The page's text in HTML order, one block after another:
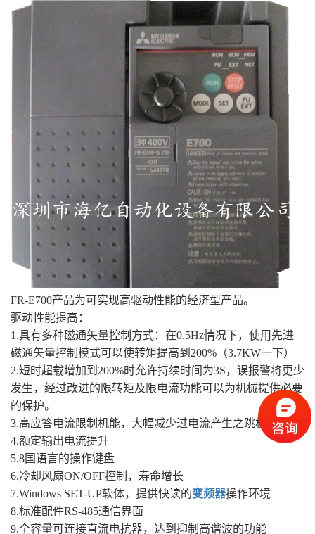
FR-E700产品为可实现高驱动性能的经济型产品。
驱动性能提高：
1.具有多种磁通矢量控制方式：在0.5Hz情况下，使用先进
磁通矢量控制模式可以使转矩提高到200%（3.7KW一下）
2.短时超载增加到200%时允许持续时间为3S，误报警将更少
发生，经过改进的限转矩及限电流功能可以为机械提供必要
的保护。
3.高应答电流限制机能，大幅减少过电流产生之跳机
4.额定输出电流提升
5.8国语言的操作键盘
6.冷却风扇ON/OFF控制，寿命增长
7.Windows SET-UP软体，提供快读的变频器操作环境
8.标准配件RS-485通信界面
9.全容量可连接直流电抗器，达到抑制高谐波的功能